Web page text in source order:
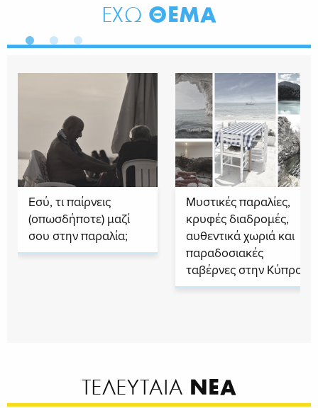
ΕΧΩ ΘΕΜΑ
Εσύ, τι παίρνεις
(οπωσδήποτε) μαζί
σου στην παραλία;
Μυστικές παραλίες,
κρυφές διαδρομές,
αυθεντικά χωριά και
παραδοσιακές
ταβέρνες στην Κύπρο
ΤΕΛΕΥΤΑΙΑ ΝΕΑ